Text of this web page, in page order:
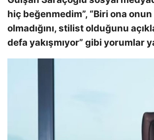
hiç beğenmedim”, “Biri ona
olmadığını, stilist olduğunu
defa yakışmıyor” gibi yorumlar